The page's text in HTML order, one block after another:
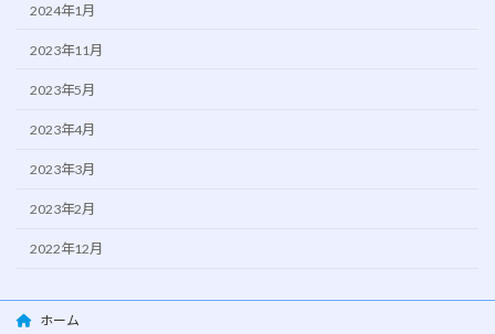
2024年1月
2023年11月
2023年5月
2023年4月
2023年3月
2023年2月
2022年12月
ホーム